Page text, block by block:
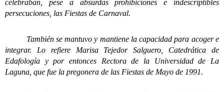
celebraban, pese a absurdas prohibiciones e indescriptibles
persecuciones, las Fiestas de Carnaval.
También se mantuvo y mantiene la capacidad para acoger e
integrar. Lo refiere Marisa Tejedor Salguero, Catedrática de
Edafología y por entonces Rectora de la Universidad de La
Laguna, que fue la pregonera de las Fiestas de Mayo de 1991.